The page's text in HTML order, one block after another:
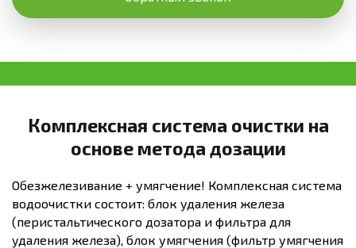
Комплексная система очистки на
основе метода дозации
Обезжелезивание + умягчение! Комплексная система
водоочистки состоит: блок удаления железа
(перистальтического дозатора и фильтра для
удаления железа), блок умягчения (фильтр умягчения